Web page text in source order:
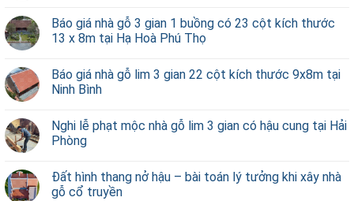
Báo giá nhà gỗ 3 gian 1 buồng có 23 cột kích thước
13 x 8m tại Hạ Hoà Phú Thọ
Báo giá nhà gỗ lim 3 gian 22 cột kích thước 9x8m tại
Ninh Bình
Nghi lễ phạt mộc nhà gỗ lim 3 gian có hậu cung tại Hải
Phòng
Đất hình thang nở hậu – bài toán lý tưởng khi xây nhà
gỗ cổ truyền